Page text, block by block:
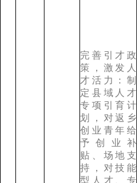
完善引才政
策，激发人
才活力：制
定县域人才
专项引育计
划，对返乡
创业青年给
予创业补
贴、场地支
持，对技能
型人才、专